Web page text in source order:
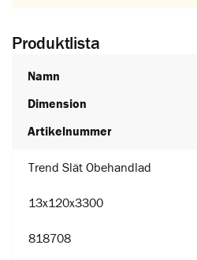
Produktlista
Namn
Dimension
Artikelnummer
Trend Slät Obehandlad
13x120x3300
818708